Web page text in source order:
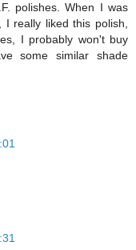
polishes. When I was
really liked this polish,
I probably won't buy
some similar shade